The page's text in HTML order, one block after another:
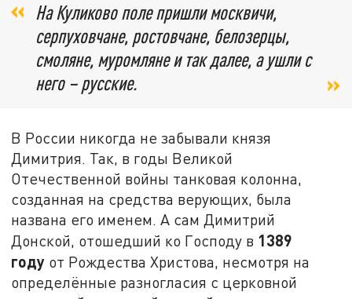
На Куликово поле пришли москвичи,
серпуховчане, ростовчане, белозерцы,
смоляне, муромляне и так далее, а ушли с
него – русские.
В России никогда не забывали князя
Димитрия. Так, в годы Великой
Отечественной войны танковая колонна,
созданная на средства верующих, была
названа его именем. А сам Димитрий
Донской, отошедший ко Господу в 1389
году от Рождества Христова, несмотря на
определённые разногласия с церковной